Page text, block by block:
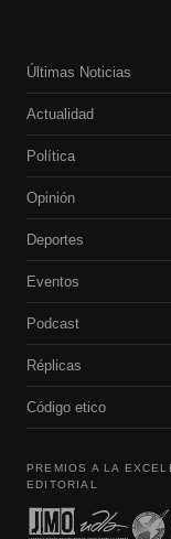
Últimas Noticias
Actualidad
Política
Opinión
Deportes
Eventos
Podcast
Réplicas
Código etico
PREMIOS A LA
EDITORIAL